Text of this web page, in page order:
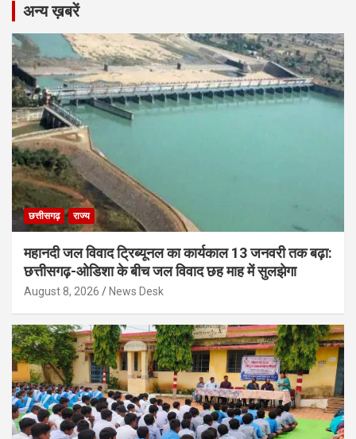
अन्य ख़बरें
छत्तीसगढ़ राज्य
महानदी जल विवाद ट्रिब्यूनल का कार्यकाल 13 जनवरी तक बढ़ा:
छत्तीसगढ़-ओडिशा के बीच जल विवाद छह माह में सुलझेगा
August 8, 2026 News Desk